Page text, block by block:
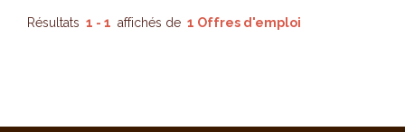
Résultats 1 - 1 affichés de 1 Offres d'emploi